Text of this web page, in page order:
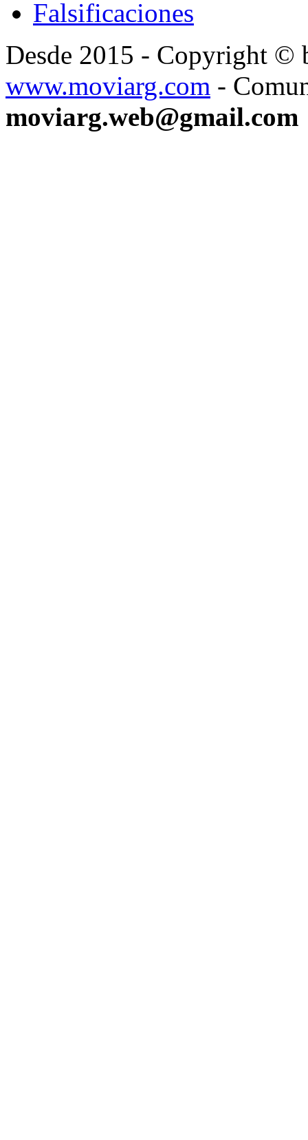
Falsificaciones
Desde 2015 - Copyright ©
www.moviarg.com -
moviarg.web@gmail.com